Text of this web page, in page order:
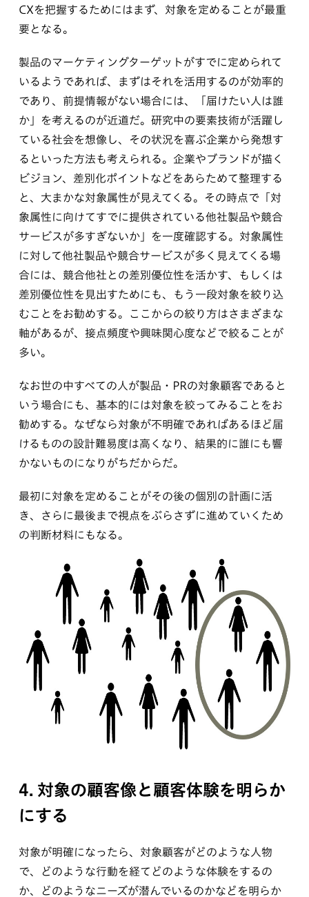
CXを把握するためにはまず、対象を定めることが最重
要となる。
製品のマーケティングターゲットがすでに定められて
いるようであれば、まずはそれを活用するのが効率的
であり、前提情報がない場合には、「届けたい人は誰
か」を考えるのが近道だ。研究中の要素技術が活躍し
ている社会を想像し、その状況を喜ぶ企業から発想す
るといった方法も考えられる。企業やブランドが描く
ビジョン、差別化ポイントなどをあらためて整理する
と、大まかな対象属性が見えてくる。その時点で「対
象属性に向けてすでに提供されている他社製品や競合
サービスが多すぎないか」を一度確認する。対象属性
に対して他社製品や競合サービスが多く見えてくる場
合には、競合他社との差別優位性を活かす、もしくは
差別優位性を見出すためにも、もう一段対象を絞り込
むことをお勧めする。ここからの絞り方はさまざまな
軸があるが、接点頻度や興味関心度などで絞ることが
多い。
なお世の中すべての人が製品・PRの対象顧客であると
いう場合にも、基本的には対象を絞ってみることをお
勧めする。なぜなら対象が不明確であればあるほど届
けるものの設計難易度は高くなり、結果的に誰にも響
かないものになりがちだからだ。
最初に対象を定めることがその後の個別の計画に活
き、さらに最後まで視点をぶらさずに進めていくため
の判断材料にもなる。
4. 対象の顧客像と顧客体験を明らか
にする
対象が明確になったら、対象顧客がどのような人物
で、どのような行動を経てどのような体験をするの
か、どのようなニーズが潜んでいるのかなどを明らか